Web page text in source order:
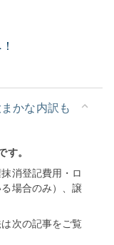
かな内訳も
す。
消登記費用・ロ
場合のみ）、譲
次の記事をご覧